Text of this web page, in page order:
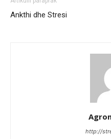
Ankthi dhe Stresi
http://